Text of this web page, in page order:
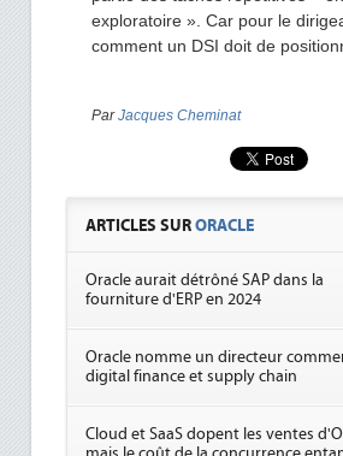
exploratoire ». Car pour le
comment un DSI doit de
ParJacques Cheminat
ARTICLES SURORACLE
Oracle aurait détrôné SAP dans la
fourniture d'ERP en 2024
Oracle nomme un directeur
digital finance et supply chain
Cloud et SaaS dopent les ventes